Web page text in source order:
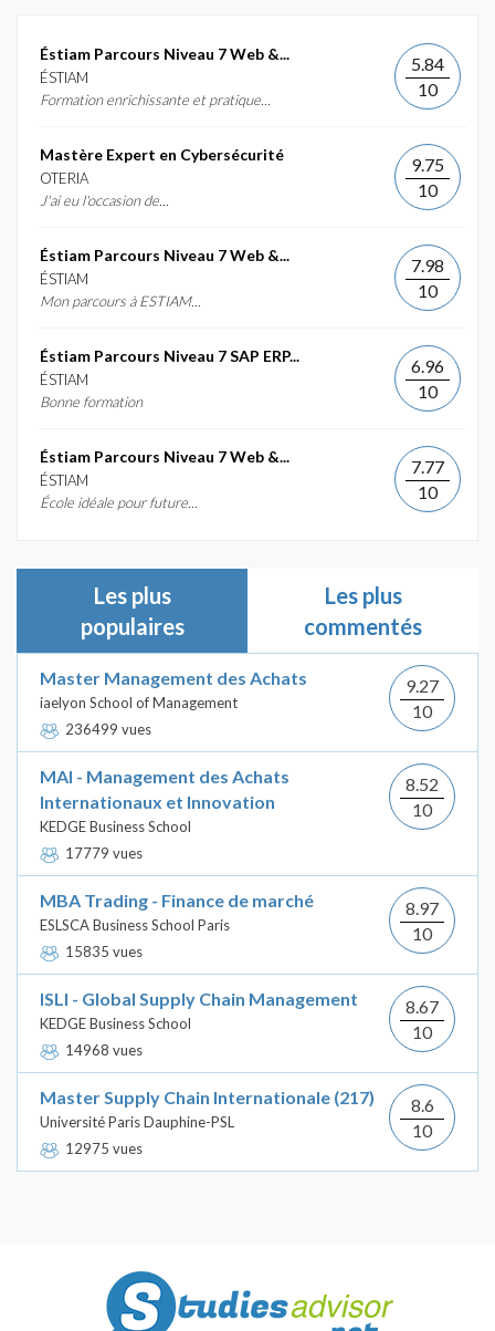
Éstiam Parcours Niveau 7 Web &...
ÉSTIAM
Formation enrichissante et pratique...
5.84
10
Mastère Expert en Cybersécurité
OTERIA
J'ai eu l'occasion de...
9.75
10
Éstiam Parcours Niveau 7 Web &...
ÉSTIAM
Mon parcours à ESTIAM...
7.98
10
Éstiam Parcours Niveau 7 SAP ERP...
ÉSTIAM
Bonne formation
6.96
10
Éstiam Parcours Niveau 7 Web &...
ÉSTIAM
École idéale pour future...
7.77
10
Les plus
populaires
Les plus
commentés
Master Management des Achats
iaelyon School of Management
236499 vues
9.27
10
MAI - Management des Achats
Internationaux et Innovation
KEDGE Business School
17779 vues
8.52
10
MBA Trading - Finance de marché
ESLSCA Business School Paris
15835 vues
8.97
10
ISLI - Global Supply Chain Management
KEDGE Business School
14968 vues
8.67
10
Master Supply Chain Internationale (217)
Université Paris Dauphine-PSL
12975 vues
8.6
10